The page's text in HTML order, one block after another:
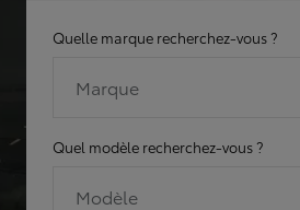
Quelle marque recherchez-vous ?
Marque
Quel modèle recherchez-vous ?
Modèle